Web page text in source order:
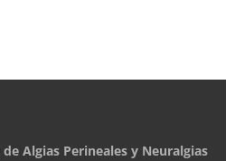
Algias Perineales y Neuralgias